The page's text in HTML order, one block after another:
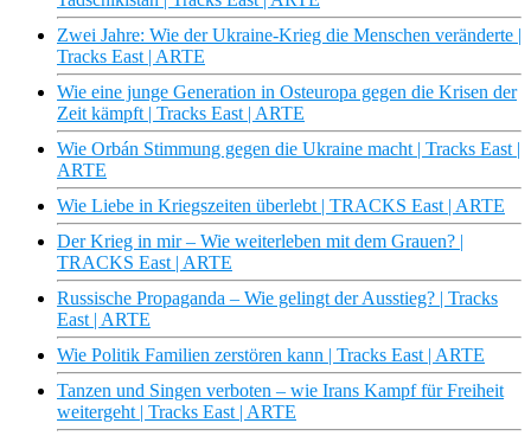
Zwei Jahre: Wie der Ukraine-Krieg die Menschen veränderte |
Tracks East | ARTE
Wie eine junge Generation in Osteuropa gegen die Krisen der
Zeit kämpft | Tracks East | ARTE
Wie Orbán Stimmung gegen die Ukraine macht | Tracks East |
ARTE
Wie Liebe in Kriegszeiten überlebt | TRACKS East | ARTE
Der Krieg in mir – Wie weiterleben mit dem Grauen? |
TRACKS East | ARTE
Russische Propaganda – Wie gelingt der Ausstieg? | Tracks
East | ARTE
Wie Politik Familien zerstören kann | Tracks East | ARTE
Tanzen und Singen verboten – wie Irans Kampf für Freiheit
weitergeht | Tracks East | ARTE